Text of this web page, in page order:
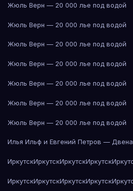
Жюль Верн — 20 000 лье под водой
Жюль Верн — 20 000 лье под водой
Жюль Верн — 20 000 лье под водой
Жюль Верн — 20 000 лье под водой
Жюль Верн — 20 000 лье под водой
Жюль Верн — 20 000 лье под водой
Жюль Верн — 20 000 лье под водой
Илья Ильф и Евгений Петров —
ИркутскИркутскИркутскИркутск
ИркутскИркутскИркутскИркутск